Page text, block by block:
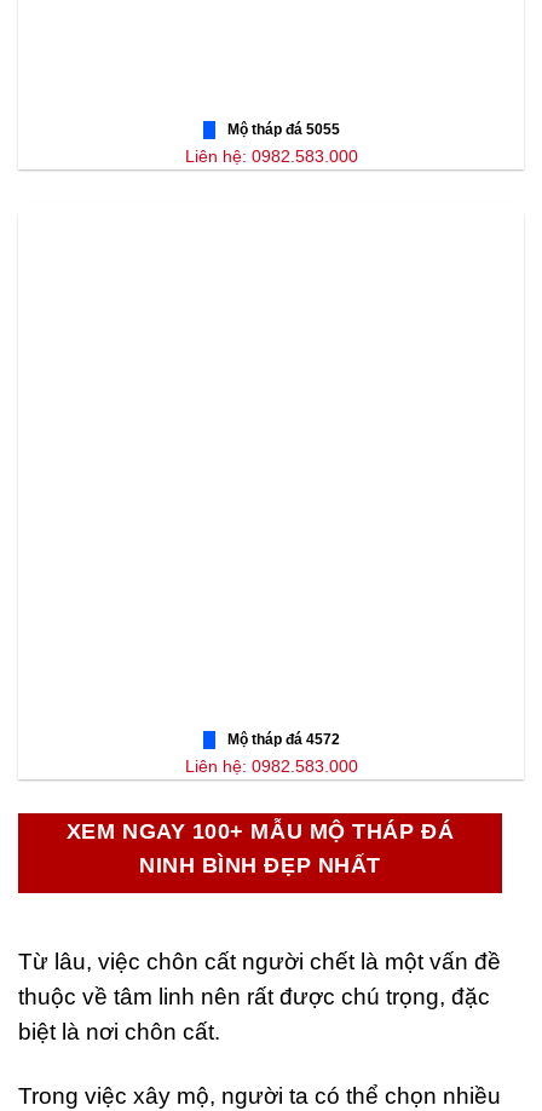
Mộ tháp đá 5055
Liên hệ: 0982.583.000
Mộ tháp đá 4572
Liên hệ: 0982.583.000
XEM NGAY 100+ MẪU MỘ THÁP ĐÁ
NINH BÌNH ĐẸP NHẤT
Từ lâu, việc chôn cất người chết là một vấn đề
thuộc về tâm linh nên rất được chú trọng, đặc
biệt là nơi chôn cất.
Trong việc xây mộ, người ta có thể chọn nhiều